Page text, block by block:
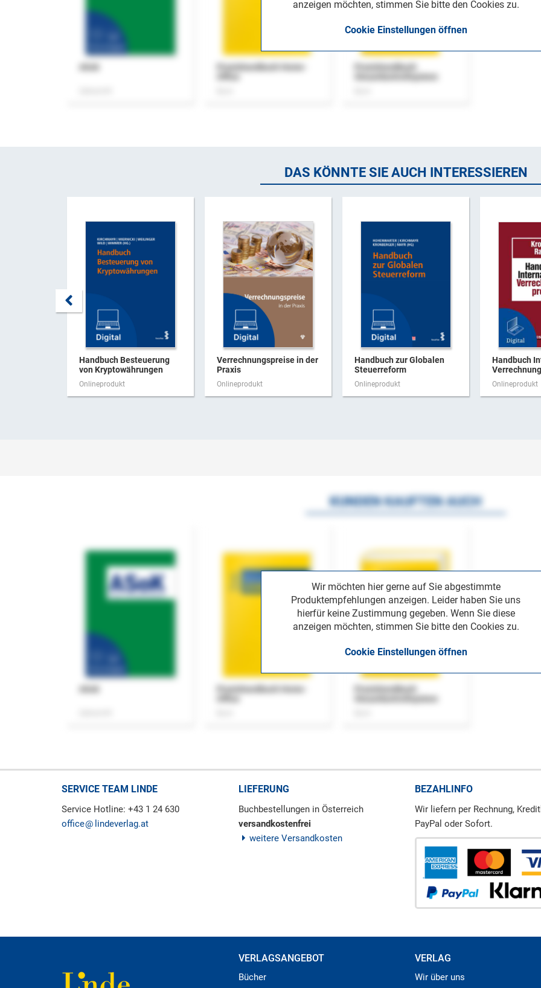
anzeigen möchten, stimmen Sie bitte den Cookies zu.
Cookie Einstellungen öffnen
Praxishandbuch Home-
Praxishandbuch
DAS KÖNNTE SIE AUCH INTERESSIEREN
Handbuch Besteuerung
von Kryptowährungen
Onlineprodukt
Verrechnungspreise in der
Praxis
Onlineprodukt
Handbuch zur Globalen
Steuerreform
Onlineprodukt
Handbuch
Onlineprodukt
Wir möchten hier gerne auf Sie abgestimmte
Produktempfehlungen anzeigen. Leider haben Sie uns
hierfür keine Zustimmung gegeben. Wenn Sie diese
anzeigen möchten, stimmen Sie bitte den Cookies zu.
Cookie Einstellungen öffnen
KUNDEN KAUFTEN AUCH
Praxishandbuch Home-
Praxishandbuch
SERVICE TEAM LINDE
Service Hotline: +43 1 24 630
office
lindeverlag.at
LIEFERUNG
Buchbestellungen in Österreich
versandkostenfrei
weitere Versandkosten
BEZAHLINFO
Wir liefern per Rechnung,
PayPal oder Sofort.
VERLAGSANGEBOT
Bücher
VERLAG
Wir über uns